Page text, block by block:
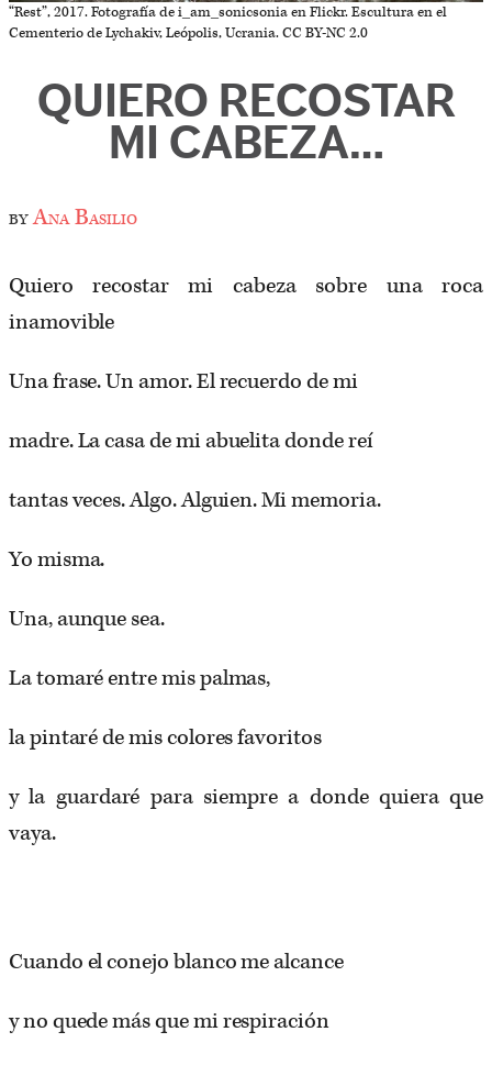
“Rest”, 2017. Fotografía de i_am_sonicsonia en Flickr. Escultura en el
Cementerio de Lychakiv, Leópolis, Ucrania. CC BY-NC 2.0
QUIERO RECOSTAR
MI CABEZA…
byAna Basilio
Quiero recostar mi cabeza sobre una roca
inamovible
Una frase. Un amor. El recuerdo de mi
madre. La casa de mi abuelita donde reí
tantas veces. Algo. Alguien. Mi memoria.
Yo misma.
Una, aunque sea.
La tomaré entre mis palmas,
la pintaré de mis colores favoritos
y la guardaré para siempre a donde quiera que
vaya.
Cuando el conejo blanco me alcance
y no quede más que mi respiración